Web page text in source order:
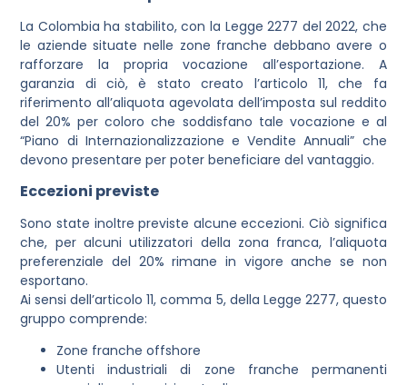
La Colombia ha stabilito, con la Legge 2277 del 2022, che
le aziende situate nelle zone franche debbano avere o
rafforzare la propria vocazione all’esportazione. A
garanzia di ciò, è stato creato l’articolo 11, che fa
riferimento all’aliquota agevolata dell’imposta sul reddito
del 20% per coloro che soddisfano tale vocazione e al
“Piano di Internazionalizzazione e Vendite Annuali” che
devono presentare per poter beneficiare del vantaggio.
Eccezioni previste
Sono state inoltre previste alcune eccezioni. Ciò significa
che, per alcuni utilizzatori della zona franca, l’aliquota
preferenziale del 20% rimane in vigore anche se non
esportano.
Ai sensi dell’articolo 11, comma 5, della Legge 2277, questo
gruppo comprende:
Zone franche offshore
Utenti industriali di zone franche permanenti